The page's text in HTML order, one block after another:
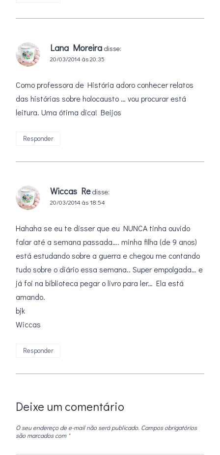
Lana Moreira disse:
20/03/2014 às 20:35
Como professora de História adoro conhecer relatos
das histórias sobre holocausto … vou procurar está
leitura. Uma ótima dica! Beijos
Responder
Wiccas Re disse:
20/03/2014 às 18:54
Hahaha se eu te disser que eu NUNCA tinha ouvido
falar até a semana passada…. minha filha (de 9 anos)
está estudando sobre a guerra e chegou me contando
tudo sobre o diário essa semana.. Super empolgada… e
já foi na biblioteca pegar o livro para ler… Ela está
amando.
bjk
Wiccas
Responder
Deixe um comentário
O seu endereço de e-mail não será publicado. Campos obrigatórios
são marcados com *